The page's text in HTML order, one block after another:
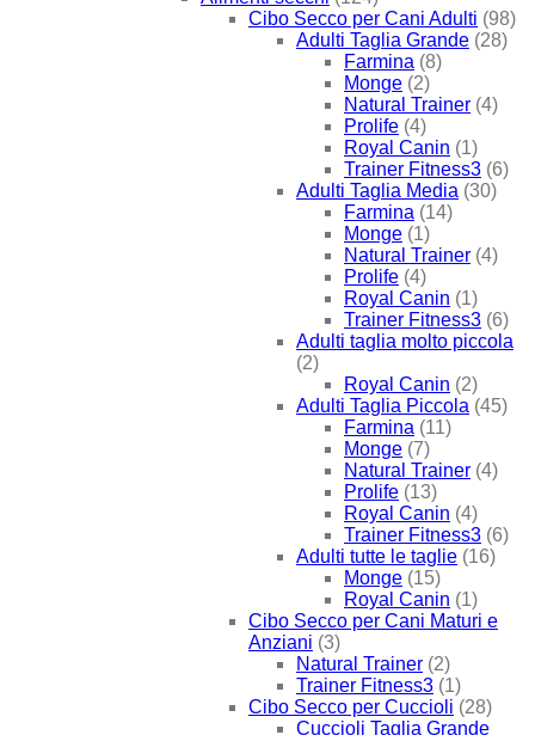
Cibo Secco per Cani Adulti (98)
Adulti Taglia Grande (28)
Farmina (8)
Monge (2)
Natural Trainer (4)
Prolife (4)
Royal Canin (1)
Trainer Fitness3 (6)
Adulti Taglia Media (30)
Farmina (14)
Monge (1)
Natural Trainer (4)
Prolife (4)
Royal Canin (1)
Trainer Fitness3 (6)
Adulti taglia molto piccola
(2)
Royal Canin (2)
Adulti Taglia Piccola (45)
Farmina (11)
Monge (7)
Natural Trainer (4)
Prolife (13)
Royal Canin (4)
Trainer Fitness3 (6)
Adulti tutte le taglie (16)
Monge (15)
Royal Canin (1)
Cibo Secco per Cani Maturi e
Anziani (3)
Natural Trainer (2)
Trainer Fitness3 (1)
Cibo Secco per Cuccioli (28)
Cuccioli Taglia Grande